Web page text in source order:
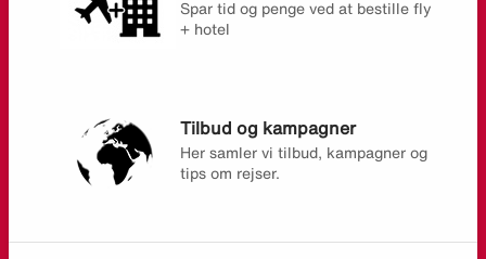
Spar tid og penge ved at bestille fly
+ hotel
Tilbud og kampagner
Her samler vi tilbud, kampagner og
tips om rejser.